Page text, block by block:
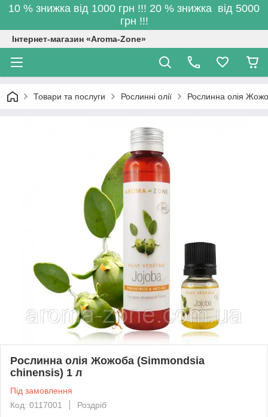
10 % знижка від 1000 грн !!! 20 % знижка від 5000
грн !!!
Інтернет-магазин «Aroma-Zone»
Товари та послуги Рослинні олії Рослинна олія
Рослинна олія Жожоба (Simmondsia
chinensis) 1 л
Під замовлення
Код: 0117001
Роздріб